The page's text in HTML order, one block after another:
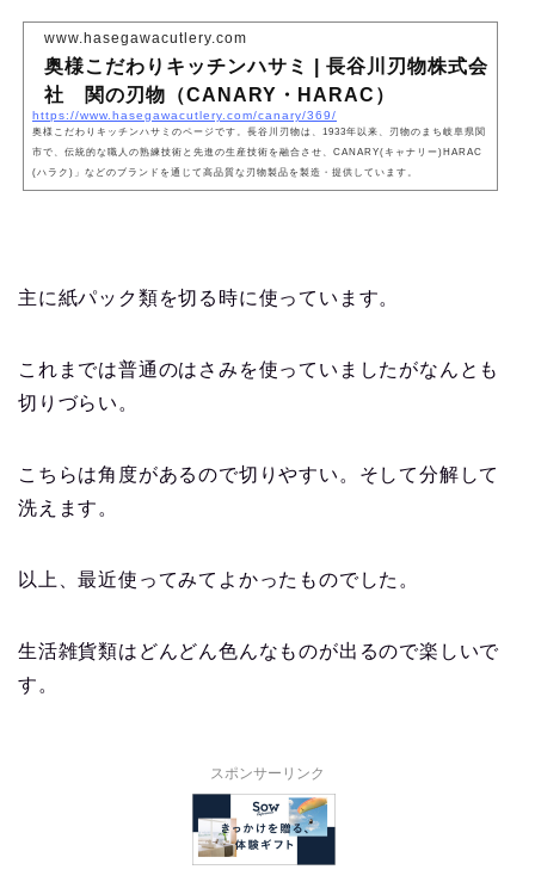
www.hasegawacutlery.com
奥様こだわりキッチンハサミ | 長谷川刃物株式会
社 関の刃物（CANARY・HARAC）
https://www.hasegawacutlery.com/canary/369/
奥様こだわりキッチンハサミのページです。長谷川刃物は、1933年以来、刃物のまち岐阜県関
市で、伝統的な職人の熟練技術と先進の生産技術を融合させ、CANARY(キャナリー)HARAC
(ハラク)」などのブランドを通じて高品質な刃物製品を製造・提供しています。
主に紙パック類を切る時に使っています。
これまでは普通のはさみを使っていましたがなんとも
切りづらい。
こちらは角度があるので切りやすい。そして分解して
洗えます。
以上、最近使ってみてよかったものでした。
生活雑貨類はどんどん色んなものが出るので楽しいで
す。
スポンサーリンク